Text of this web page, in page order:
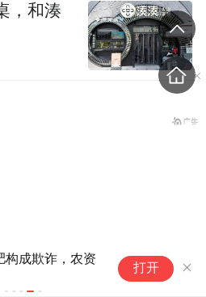
构成欺诈，农资
打开
，和湊